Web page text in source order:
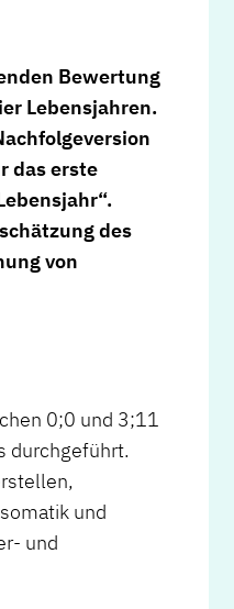
Bewertung
Lebensjahren.
das erste
des
von
0;0 und 3;11
durchgeführt.
und
und